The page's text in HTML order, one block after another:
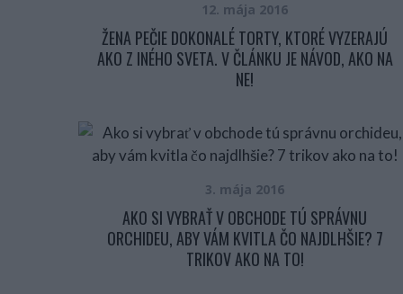
12. mája 2016
ŽENA PEČIE DOKONALÉ TORTY, KTORÉ VYZERAJÚ
AKO Z INÉHO SVETA. V ČLÁNKU JE NÁVOD, AKO NA
NE!
3. mája 2016
AKO SI VYBRAŤ V OBCHODE TÚ SPRÁVNU
ORCHIDEU, ABY VÁM KVITLA ČO NAJDLHŠIE? 7
TRIKOV AKO NA TO!